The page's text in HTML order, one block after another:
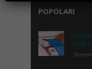
POPOLARI
quali